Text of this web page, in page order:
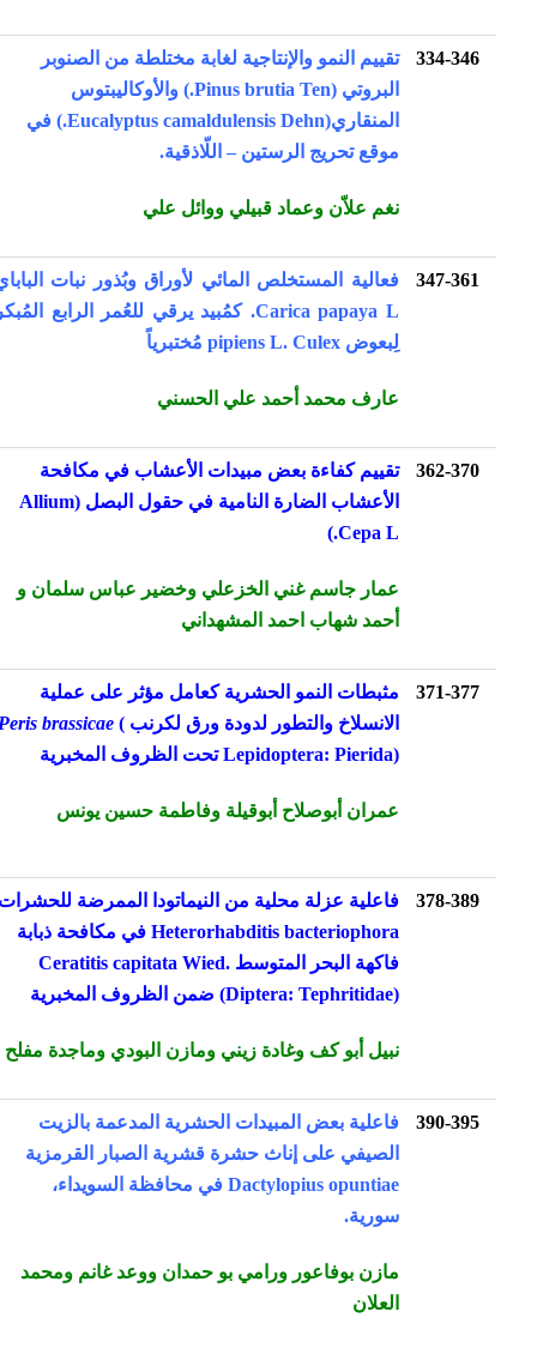
334-346
تقييم النمو والإنتاجية لغابة مختلطة من الصنوبر
البروتي (Pinus brutia Ten.) والأوكاليبتوس
المنقاري(Eucalyptus camaldulensis Dehn.) في
موقع تحريج الرستين – اللّاذقية.
نغم علاّن وعماد قبيلي ووائل علي
347-361
فعالية المستخلص المائي لأوراق وبُذور نبات الباباي
Carica papaya L. كمُبيد يرقي للعُمر الرابع المُبكر
لِبعوض pipiens L. Culex مُختبرياً
عارف محمد أحمد علي الحسني
362-370
تقييم كفاءة بعض مبيدات الأعشاب في مكافحة
الأعشاب الضارة النامية في حقول البصل (Allium
Cepa L.)
عمار جاسم غني الخزعلي وخضير عباس سلمان و
أحمد شهاب احمد المشهداني
371-377
مثبطات النمو الحشرية كعامل مؤثر على عملية
الانسلاخ والتطور لدودة ورق لكرنب Peris brassicae(
Lepidoptera: Pierida) تحت الظروف المخبرية
عمران أبوصلاح أبوقيلة وفاطمة حسين يونس
378-389
فاعلية عزلة محلية من النيماتودا الممرضة للحشرات
Heterorhabditis bacteriophora في مكافحة ذبابة
فاكهة البحر المتوسط Ceratitis capitata Wied.
(Diptera: Tephritidae) ضمن الظروف المخبرية
نبيل أبو كف وغادة زيني ومازن البودي وماجدة مفلح
390-395
فاعلية بعض المبيدات الحشرية المدعمة بالزيت
الصيفي على إناث حشرة قشرية الصبار القرمزية
Dactylopius opuntiae في محافظة السويداء،
سورية.
مازن بوفاعور ورامي بو حمدان ووعد غانم ومحمد
العلان